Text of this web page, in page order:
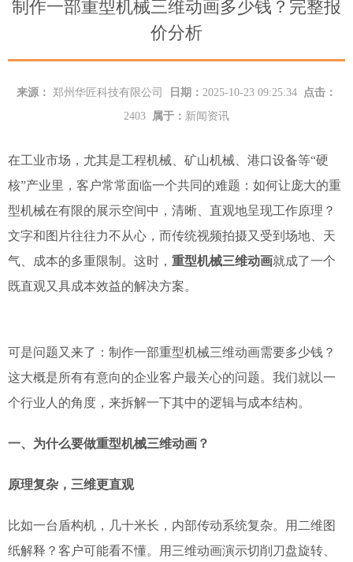
制作一部重型机械三维动画多少钱？完整报
价分析
来源： 郑州华匠科技有限公司 日期： 2025-10-23 09:25:34
点击：
2403
属于： 新闻资讯
在工业市场，尤其是工程机械、矿山机械、港口设备等“硬
核”产业里，客户常常面临一个共同的难题：如何让庞大的重
型机械在有限的展示空间中，清晰、直观地呈现工作原理？
文字和图片往往力不从心，而传统视频拍摄又受到场地、天
气、成本的多重限制。这时， 重型机械三维动画就成了一个
既直观又具成本效益的解决方案。
可是问题又来了：制作一部重型机械三维动画需要多少钱？
这大概是所有有意向的企业客户最关心的问题。我们就以一
个行业人的角度，来拆解一下其中的逻辑与成本结构。
一、为什么要做重型机械三维动画？
原理复杂，三维更直观
比如一台盾构机，几十米长，内部传动系统复杂。用二维图
纸解释？客户可能看不懂。用三维动画演示切削刀盘旋转、